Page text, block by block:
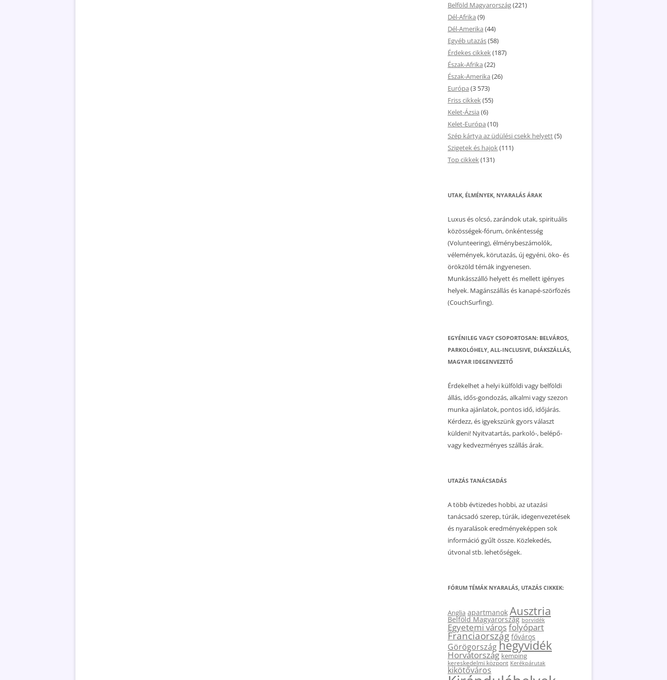
Belföld Magyarország(221)
Dél-Afrika (9)
Dél-Amerika (44)
Egyéb utazás(58)
Érdekes cikkek(187)
Észak-Afrika (22)
Észak-Amerika (26)
Európa (3 573)
Friss cikkek(55)
Kelet-Ázsia (6)
Kelet-Európa (10)
Szép kártya az üdülési csekk helyett(5)
Szigetek és hajok(111)
Top cikkek(131)
UTAK, ÉLMÉNYEK, NYARALÁS ÁRAK
Luxus és olcsó, zarándok utak, spirituális
közösségek-fórum, önkéntesség
(Volunteering), élménybeszámolók,
vélemények, körutazás, új egyéni, öko- és
örökzöld témák ingyenesen.
Munkásszálló helyett és mellett igényes
helyek. Magánszállás és kanapé-szörfözés
(CouchSurfing).
EGYÉNILEG VAGY CSOPORTOSAN: BELVÁROS,
PARKOLÓHELY, ALL-INCLUSIVE, DIÁKSZÁLLÁS,
MAGYAR IDEGENVEZETŐ
Érdekelhet a helyi külföldi vagy belföldi
állás, idős-gondozás, alkalmi vagy szezon
munka ajánlatok, pontos idő, időjárás.
Kérdezz, és igyekszünk gyors választ
küldeni! Nyitvatartás, parkoló-, belépő-
vagy kedvezményes szállás árak.
UTAZÁS TANÁCSADÁS
A több évtizedes hobbi, az utazási
tanácsadó szerep, túrák, idegenvezetések
és nyaralások eredményeképpen sok
információ gyűlt össze. Közlekedés,
útvonal stb. lehetőségek.
FÓRUM TÉMÁK NYARALÁS, UTAZÁS CIKKEK:
Anglia apartmanok Ausztria
Belföld Magyarország borvidék
Egyetemi városfolyópart
Franciaország főváros
Görögországhegyvidék
Horvátország kemping
kereskedelmi központ Kerékpárutak
kikötőváros